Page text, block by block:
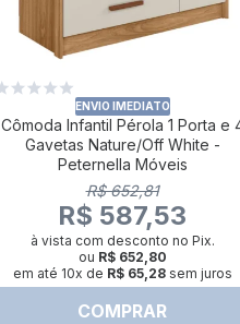
ENVIO IMEDIATO
Cômoda Infantil Pérola 1 Porta e
Gavetas Nature/Off White -
Peternella Móveis
R$ 652,81
R$ 587,53
à vista com desconto no Pix.
ou R$ 652,80
em até 10x de R$ 65,28sem juros
COMPRAR